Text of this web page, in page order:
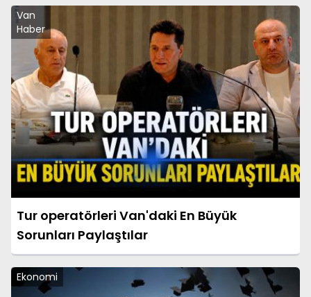
Van
Haber
Tur operatörleri Van'daki En Büyük
Sorunları Paylaştılar
Ekonomi